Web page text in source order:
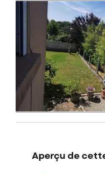
Aperçu de